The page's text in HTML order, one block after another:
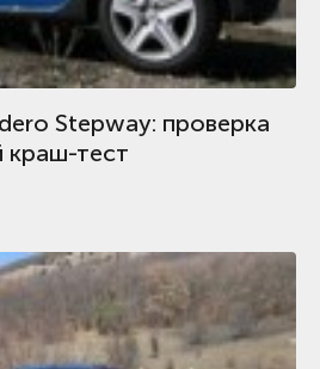
Stepway: проверка
краш-тест